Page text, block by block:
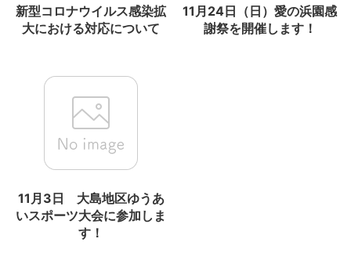
新型コロナウイルス感染拡
大における対応について
11月24日（日）愛の浜園感
謝祭を開催します！
11月3日 大島地区ゆうあ
いスポーツ大会に参加しま
す！